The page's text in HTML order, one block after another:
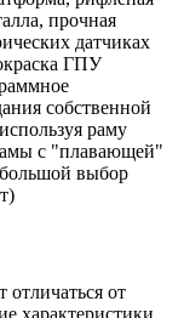
прочная
датчиках
ГПУ
собственной
раму
с "плавающей"
выбор
отличаться от
характеристики